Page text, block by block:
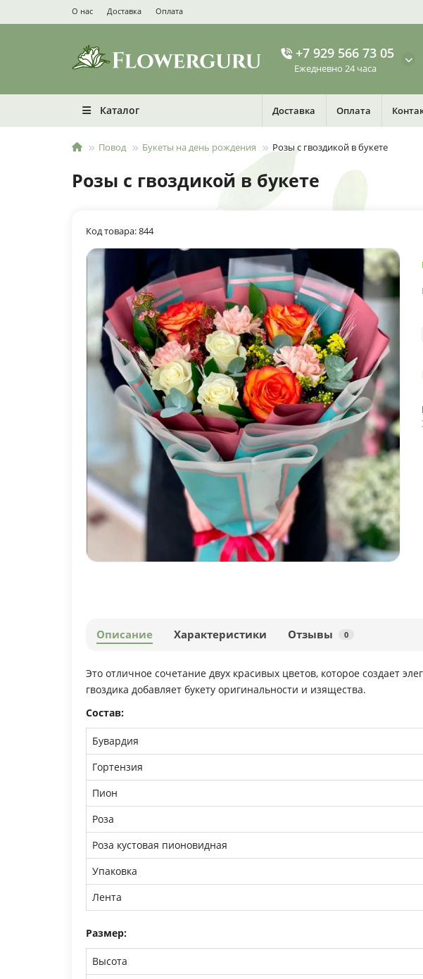
О нас Доставка Оплата
+7 929 566 73 05
Ежедневно 24 часа
Каталог Доставка Оплата
Повод Букеты на день рождения Розы с гвоздикой в букете
Розы с гвоздикой в букете
Код товара: 844
Описание Характеристики Отзывы 0
Это отличное сочетание двух красивых цветов, которое создает
гвоздика добавляет букету оригинальности и изящества.
Состав:
Бувардия
Гортензия
Пион
Роза
Роза кустовая пионовидная
Упаковка
Лента
Размер:
Высота